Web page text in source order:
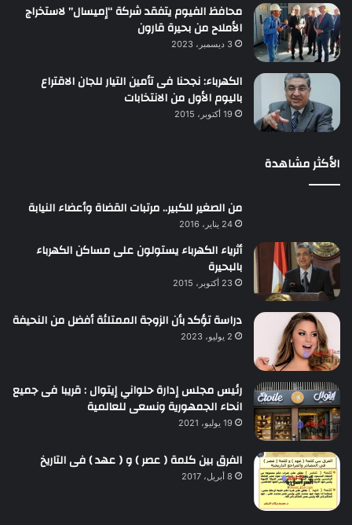
محافظ الفيوم يتفقد شركة “إميسال” لاستخراج
الأملاح من بحيرة قارون
3 ديسمبر، 2023
الكهرباء: نجحنا فى تأمين التيار للجان الاقتراع
باليوم الأول من الانتخابات
19 أكتوبر، 2015
الأكثر مشاهدة
من الصغير للكبير.. مرتبات القضاة وأعضاء النيابة
24 يناير، 2016
أثرياء الكهرباء يستولون على مساكن الكهرباء
بالبحيرة
23 أكتوبر، 2015
دراسة تؤكد بأن الزوجة الممتلئة أفضل من النحيفة
2 يوليو، 2023
رئيس مجلس إدارة حلواني إيتوال : قريبا فى جميع
انحاء الجمهورية ونسعى للعالمية
19 يوليو، 2021
الفرق بين كلمة ( عصر ) و ( عهد ) فى التاريخ
8 أبريل، 2017